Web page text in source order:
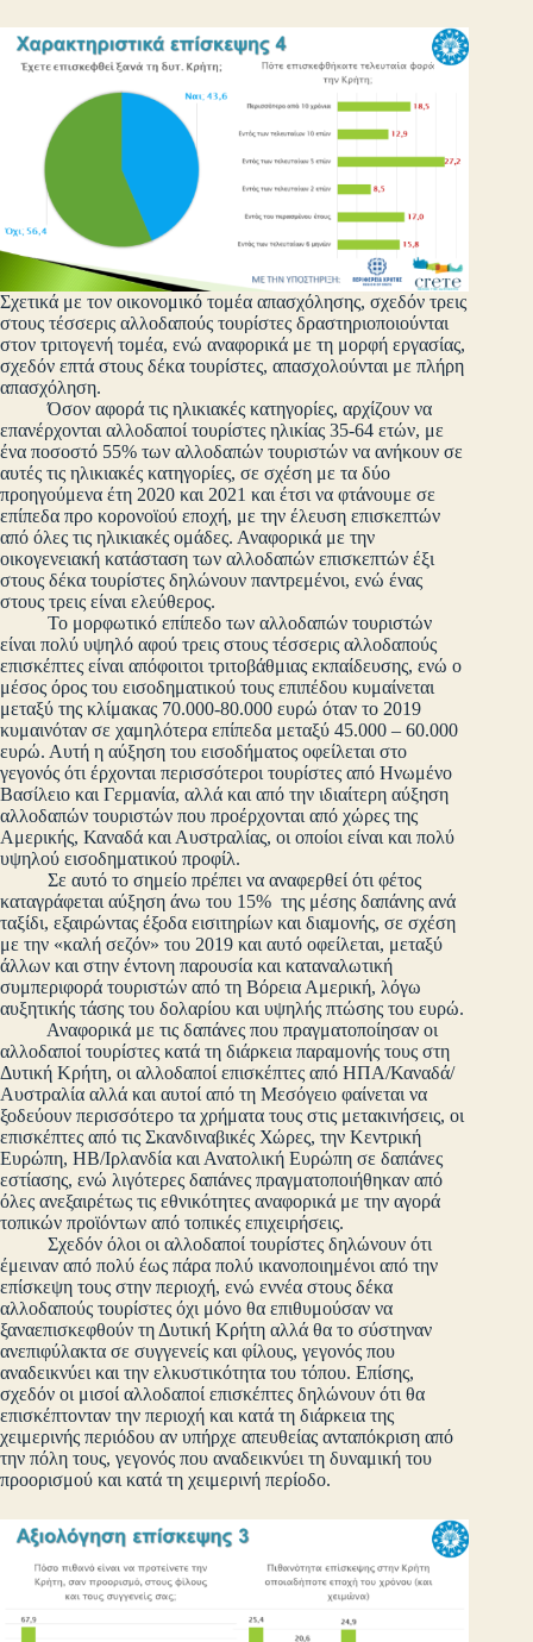
Σχετικά με τον οικονομικό τομέα απασχόλησης, σχεδόν τρεις
στους τέσσερις αλλοδαπούς τουρίστες δραστηριοποιούνται
στον τριτογενή τομέα, ενώ αναφορικά με τη μορφή εργασίας,
σχεδόν επτά στους δέκα τουρίστες, απασχολούνται με πλήρη
απασχόληση.
Όσον αφορά τις ηλικιακές κατηγορίες, αρχίζουν να
επανέρχονται αλλοδαποί τουρίστες ηλικίας 35-64 ετών, με
ένα ποσοστό 55% των αλλοδαπών τουριστών να ανήκουν σε
αυτές τις ηλικιακές κατηγορίες, σε σχέση με τα δύο
προηγούμενα έτη 2020 και 2021 και έτσι να φτάνουμε σε
επίπεδα προ κορονοϊού εποχή, με την έλευση επισκεπτών
από όλες τις ηλικιακές ομάδες. Αναφορικά με την
οικογενειακή κατάσταση των αλλοδαπών επισκεπτών έξι
στους δέκα τουρίστες δηλώνουν παντρεμένοι, ενώ ένας
στους τρεις είναι ελεύθερος.
Το μορφωτικό επίπεδο των αλλοδαπών τουριστών
είναι πολύ υψηλό αφού τρεις στους τέσσερις αλλοδαπούς
επισκέπτες είναι απόφοιτοι τριτοβάθμιας εκπαίδευσης, ενώ ο
μέσος όρος του εισοδηματικού τους επιπέδου κυμαίνεται
μεταξύ της κλίμακας 70.000-80.000 ευρώ όταν το 2019
κυμαινόταν σε χαμηλότερα επίπεδα μεταξύ 45.000 – 60.000
ευρώ. Αυτή η αύξηση του εισοδήματος οφείλεται στο
γεγονός ότι έρχονται περισσότεροι τουρίστες από Ηνωμένο
Βασίλειο και Γερμανία, αλλά και από την ιδιαίτερη αύξηση
αλλοδαπών τουριστών που προέρχονται από χώρες της
Αμερικής, Καναδά και Αυστραλίας, οι οποίοι είναι και πολύ
υψηλού εισοδηματικού προφίλ.
Σε αυτό το σημείο πρέπει να αναφερθεί ότι φέτος
καταγράφεται αύξηση άνω του 15% της μέσης δαπάνης ανά
ταξίδι, εξαιρώντας έξοδα εισιτηρίων και διαμονής, σε σχέση
με την «καλή σεζόν» του 2019 και αυτό οφείλεται, μεταξύ
άλλων και στην έντονη παρουσία και καταναλωτική
συμπεριφορά τουριστών από τη Βόρεια Αμερική, λόγω
αυξητικής τάσης του δολαρίου και υψηλής πτώσης του ευρώ.
Αναφορικά με τις δαπάνες που πραγματοποίησαν οι
αλλοδαποί τουρίστες κατά τη διάρκεια παραμονής τους στη
Δυτική Κρήτη, οι αλλοδαποί επισκέπτες από ΗΠΑ/Καναδά/
Αυστραλία αλλά και αυτοί από τη Μεσόγειο φαίνεται να
ξοδεύουν περισσότερο τα χρήματα τους στις μετακινήσεις, οι
επισκέπτες από τις Σκανδιναβικές Χώρες, την Κεντρική
Ευρώπη, ΗΒ/Ιρλανδία και Ανατολική Ευρώπη σε δαπάνες
εστίασης, ενώ λιγότερες δαπάνες πραγματοποιήθηκαν από
όλες ανεξαιρέτως τις εθνικότητες αναφορικά με την αγορά
τοπικών προϊόντων από τοπικές επιχειρήσεις.
Σχεδόν όλοι οι αλλοδαποί τουρίστες δηλώνουν ότι
έμειναν από πολύ έως πάρα πολύ ικανοποιημένοι από την
επίσκεψη τους στην περιοχή, ενώ εννέα στους δέκα
αλλοδαπούς τουρίστες όχι μόνο θα επιθυμούσαν να
ξαναεπισκεφθούν τη Δυτική Κρήτη αλλά θα το σύστηναν
ανεπιφύλακτα σε συγγενείς και φίλους, γεγονός που
αναδεικνύει και την ελκυστικότητα του τόπου. Επίσης,
σχεδόν οι μισοί αλλοδαποί επισκέπτες δηλώνουν ότι θα
επισκέπτονταν την περιοχή και κατά τη διάρκεια της
χειμερινής περιόδου αν υπήρχε απευθείας ανταπόκριση από
την πόλη τους, γεγονός που αναδεικνύει τη δυναμική του
προορισμού και κατά τη χειμερινή περίοδο.